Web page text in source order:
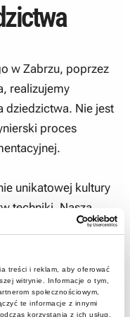
treści i reklam, aby oferować
witrynie. Informacje o tym,
społecznościowym,
te informacje z innymi
korzystania z ich usług.
w Zabrzu, poprzez
realizujemy
dziedzictwa. Nie jest
proces
unikatowej kultury
techniki. Nasza
transportu